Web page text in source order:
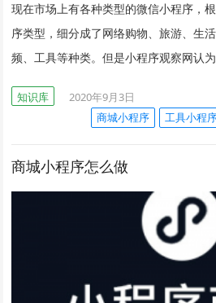
现在市场上有各种类型的微信小程序，
序类型，细分成了网络购物、旅游、生
频、工具等种类。但是小程序观察网认
知识库
2020年9月3日
商城小程序
工具小程
商城小程序怎么做